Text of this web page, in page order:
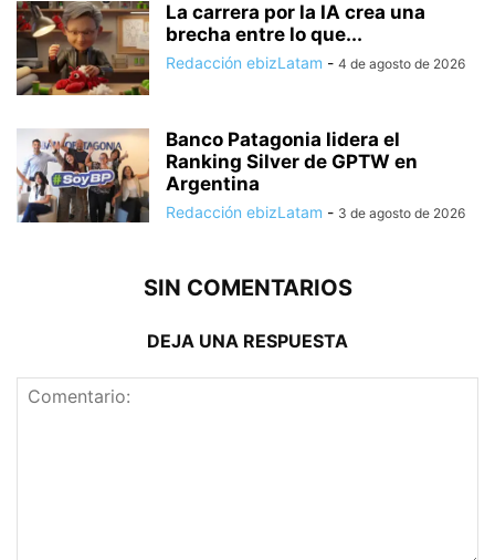
La carrera por la IA crea una
brecha entre lo que...
Redacción ebizLatam - 4 de agosto de 2026
Banco Patagonia lidera el
Ranking Silver de GPTW en
Argentina
Redacción ebizLatam - 3 de agosto de 2026
SIN COMENTARIOS
DEJA UNA RESPUESTA